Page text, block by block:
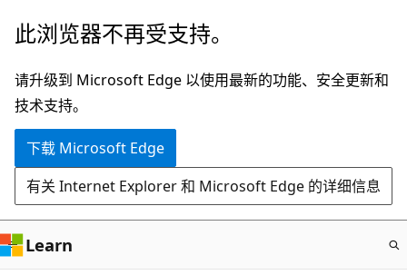
跳
主
要
内
此浏览器不再受支持。
请升级到 Microsoft Edge 以使用最新的功能、安全更新和
技术支持。
下载 Microsoft Edge
有关 Internet Explorer 和 Microsoft Edge 的详细信息
Learn